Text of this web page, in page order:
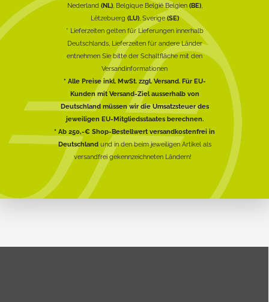
Nederland (NL), Belgique België Belgien (BE),
Lëtzebuerg (LU), Sverige(SE)
* Lieferzeiten gelten für Lieferungen innerhalb
Deutschlands, Lieferzeiten für andere Länder
entnehmen Sie bitte der Schaltfläche mit den
Versandinformationen
* Alle Preise inkl. MwSt. zzgl. Versand. Für EU-
Kunden mit Versand-Ziel ausserhalb von
Deutschland müssen wir die Umsatzsteuer des
jeweiligen EU-Mitgliedsstaates berechnen.
* Ab 250,-€ Shop-Bestellwert versandkostenfrei in
Deutschlandund in den beim jeweiligen Artikel als
versandfrei gekennzeichneten Ländern!